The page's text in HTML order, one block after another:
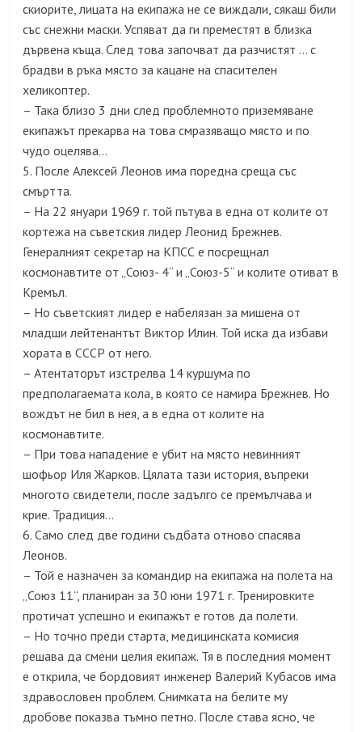
скиорите, лицата на екипажа не се виждали, сякаш били
със снежни маски. Успяват да ги преместят в близка
дървена къща. След това започват да разчистят … с
брадви в ръка място за кацане на спасителен
хеликоптер.
– Така близо 3 дни след проблемното приземяване
екипажът прекарва на това смразяващо място и по
чудо оцелява…
5. После Алексей Леонов има поредна среща със
смъртта.
– На 22 януари 1969 г. той пътува в една от колите от
кортежа на съветския лидер Леонид Брежнев.
Генералният секретар на КПСС е посрещнал
космонавтите от „Союз- 4“ и „Союз-5“ и колите отиват в
Кремъл.
– Но съветският лидер е набелязан за мишена от
младши лейтенантът Виктор Илин. Той иска да избави
хората в СССР от него.
– Атентаторът изстрелва 14 куршума по
предполагаемата кола, в която се намира Брежнев. Но
вождът не бил в нея, а в една от колите на
космонавтите.
– При това нападение е убит на място невинният
шофьор Иля Жарков. Цялата тази история, въпреки
многото свидетели, после задълго се премълчава и
крие. Традиция…
6. Само след две години съдбата отново спасява
Леонов.
– Той е назначен за командир на екипажа на полета на
„Союз 11“, планиран за 30 юни 1971 г. Тренировките
протичат успешно и екипажът е готов да полети.
– Но точно преди старта, медицинската комисия
решава да смени целия екипаж. Тя в последния момент
е открила, че бордовият инженер Валерий Кубасов има
здравословен проблем. Снимката на белите му
дробове показва тъмно петно. После става ясно, че